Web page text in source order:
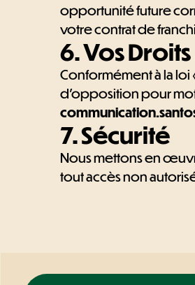
opportunité future
votre contrat de
6. Vos Droits
Conformément à la loi
d’opposition pour
7. Sécurité
Nous mettons en
tout accès non